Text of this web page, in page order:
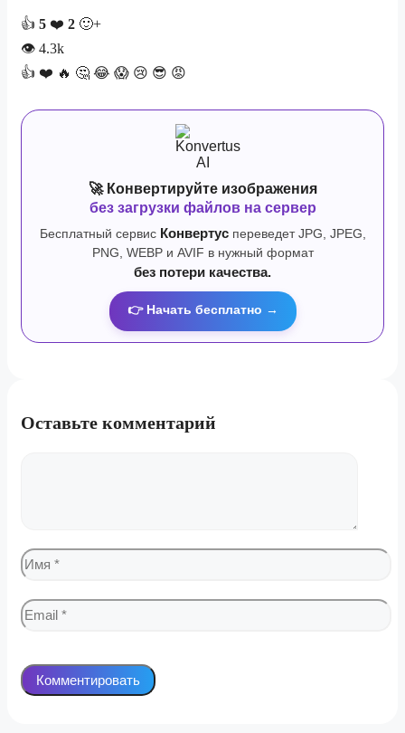
👍 5 ❤️ 2 🙂+
👁 4.3k
👍 ❤️ 🔥 🤔 😂 😱 😢 😎 😡
🚀 Конвертируйте изображения
без загрузки файлов на сервер
Бесплатный сервис Конвертуспереведет JPG, JPEG,
PNG, WEBP и AVIF в нужный формат
без потери качества.
👉 Начать бесплатно →
Оставьте комментарий
Имя
Email